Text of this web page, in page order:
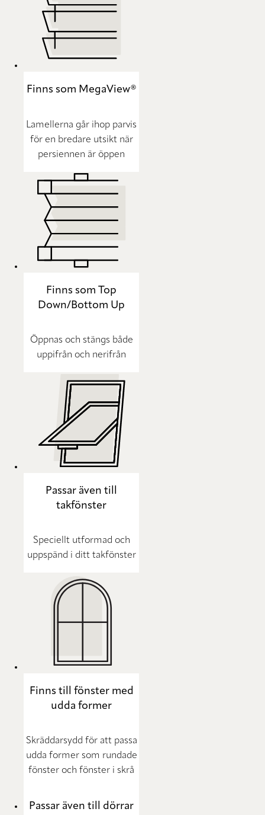
Finns som MegaView®
Lamellerna går ihop parvis
för en bredare utsikt när
persiennen är öppen
Finns som Top
Down/Bottom Up
Öppnas och stängs både
uppifrån och nerifrån
Passar även till
takfönster
Speciellt utformad och
uppspänd i ditt takfönster
Finns till fönster med
udda former
Skräddarsydd för att passa
udda former som rundade
fönster och fönster i skrå
Passar även till dörrar